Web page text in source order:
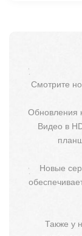
Смотрите
Обновления
Видео в
Новые
Также у